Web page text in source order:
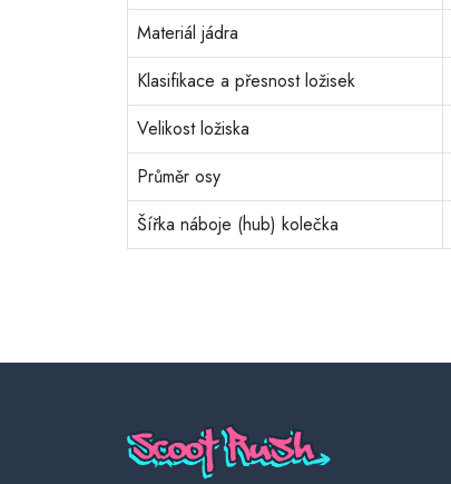
Materiál jádra
Klasifikace a přesnost ložisek
Velikost ložiska
Průměr osy
Šířka náboje (hub) kolečka